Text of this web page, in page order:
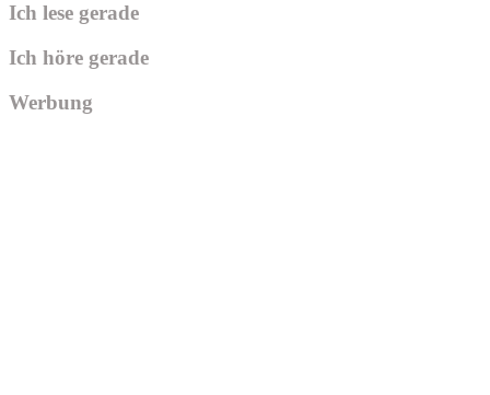
Ich lese gerade
Ich höre gerade
Werbung